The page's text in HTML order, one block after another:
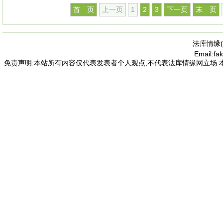
首 页 上一页 1 2 3 下一页 末 页
法库情缘(
免责声明:本站所有内容仅代表发表者个人观点,不代表法库情缘网立